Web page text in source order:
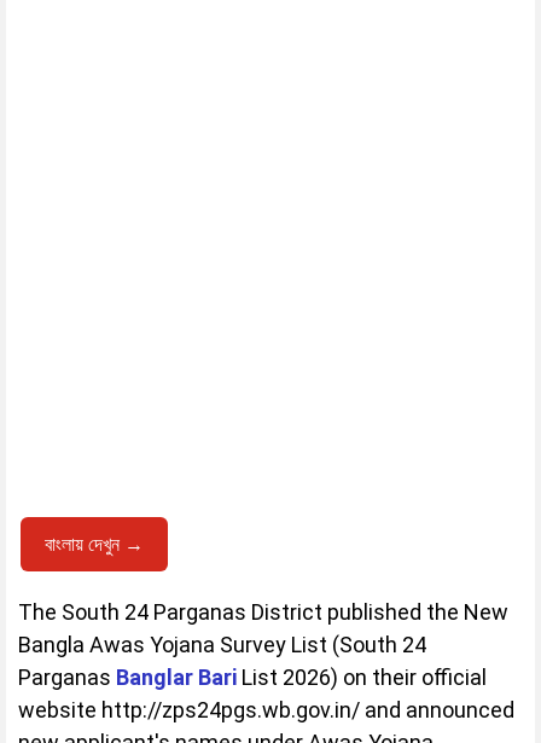
বাংলায় দেখুন →
The South 24 Parganas District published the New
Bangla Awas Yojana Survey List (South 24
Parganas Banglar Bari List 2026) on their official
website http://zps24pgs.wb.gov.in/ and announced